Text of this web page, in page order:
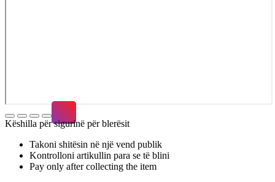
Këshilla për sigurinë për blerësit
Takoni shitësin në një vend publik
Kontrolloni artikullin para se të blini
Pay only after collecting the item